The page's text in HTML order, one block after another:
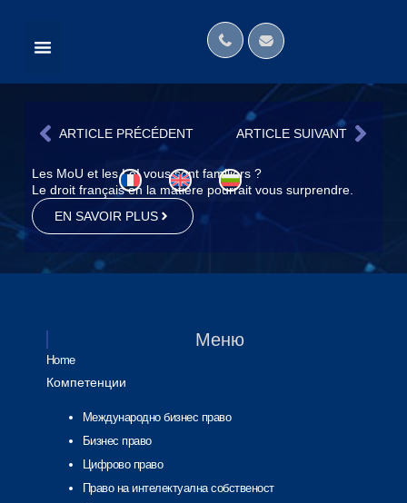
ACTUALITÉS
ARTICLE PRÉCÉDENT ARTICLE SUIVANT
Les MoU et les LoI vous sont familiers ?
Le droit français en la matière pourrait vous surprendre.
EN SAVOIR PLUS
Меню
Home
Компетенции
Международно бизнес право
Бизнес право
Цифрово право
Право на интелектуална собственост